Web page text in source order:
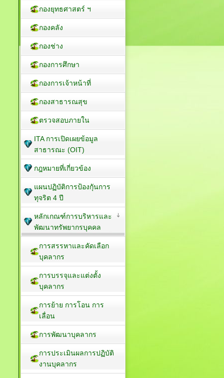
กองยุทธศาสตร์ ฯ
กองคลัง
กองช่าง
กองการศึกษา
กองการเจ้าหน้าที่
กองสาธารณสุข
ตรวจสอบภายใน
ITA การเปิดเผยข้อมูล
สาธารณะ (OIT)
กฎหมายที่เกี่ยวข้อง
แผนปฏิบัติการป้องกัุนการ
ทุจริต 4 ปี
หลักเกณฑ์การบริหารและ
พัฒนาทรัพยากรบุคคล
การสรรหาและคัดเลือก
บุคลากร
การบรรจุและแต่งตั้ง
บุคลากร
การย้าย การโอน การ
เลื่อน
การพัฒนาบุคลากร
การประเมินผลการปฏิบัติ
งานบุคลากร